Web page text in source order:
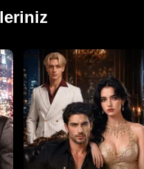
karşılaştı. İkisi birbirine